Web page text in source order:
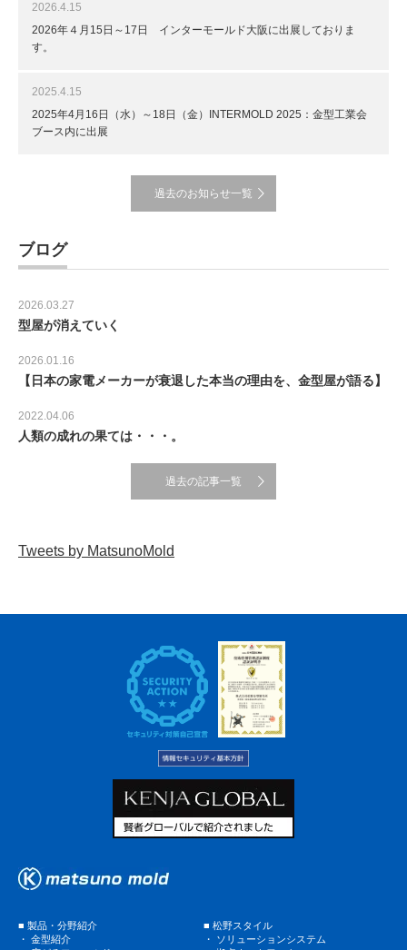
2026.4.15
2026年４月15日～17日 インターモールド大阪に出展しておりま
す。
2025.4.15
2025年4月16日（水）～18日（金）INTERMOLD 2025：金型工業会
ブース内に出展
過去のお知らせ一覧
ブログ
2026.03.27
型屋が消えていく
2026.01.16
【日本の家電メーカーが衰退した本当の理由を、金型屋が語る】
2022.04.06
人類の成れの果ては・・・。
過去の記事一覧
Tweets by MatsunoMold
■ 製品・分野紹介 ■ 松野スタイル
・ 金型紹介 ・
ソリューションシステム